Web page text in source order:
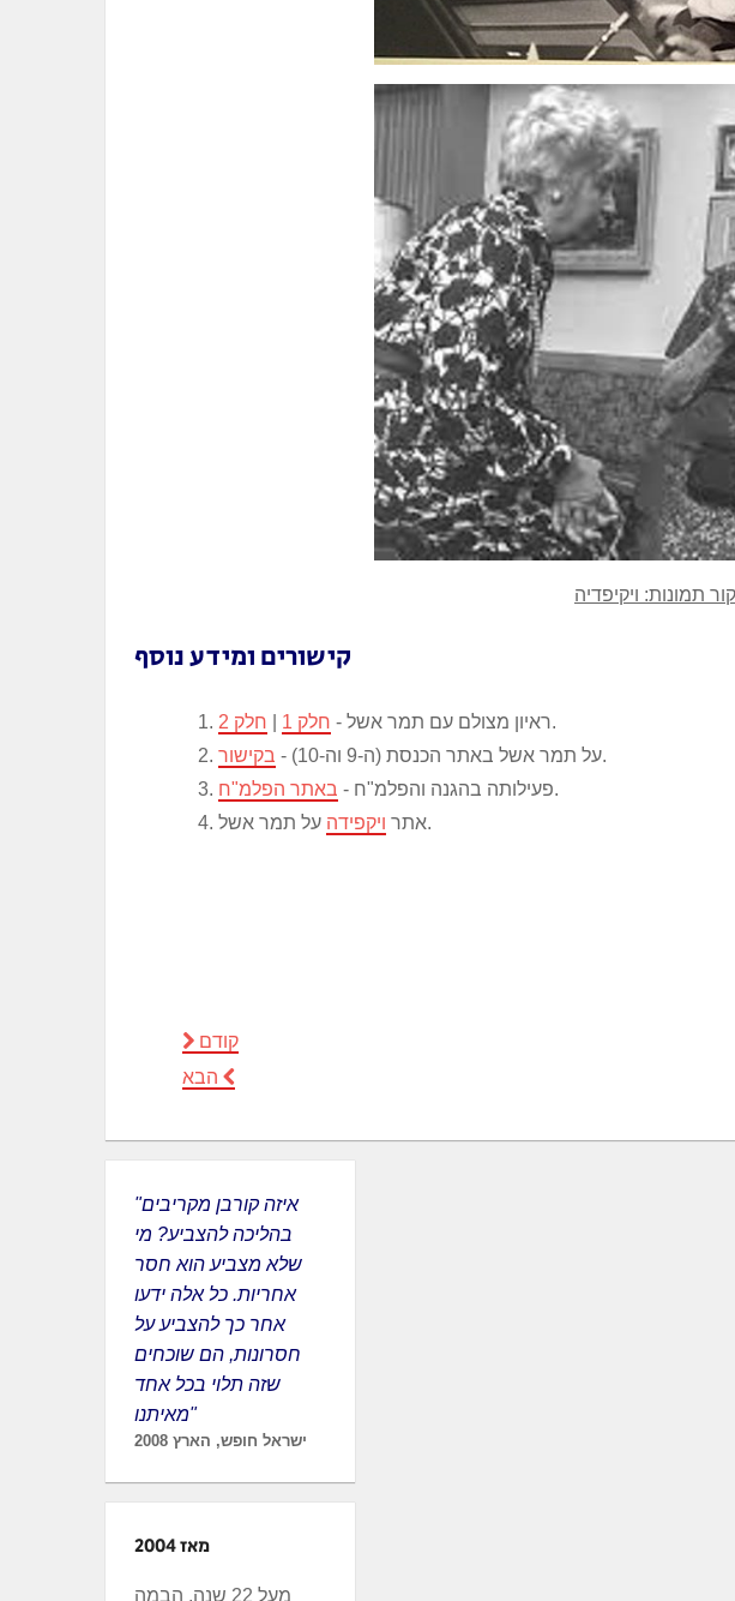
תמונות: ויקיפדיה
קישורים ומידע נוסף
ראיון מצולם עם תמר אשל - חלק 1 חלק 2
.
על תמר אשל באתר הכנסת (ה-9 וה-10) -
בקישור
.
פעילותה בהגנה והפלמ"ח - באתר הפלמ"ח
.
אתר ויקפידה על תמר אשל.
קודם
הבא
"איזה קורבן מקריבים
בהליכה להצביע? מי
שלא מצביע הוא חסר
אחריות. כל אלה ידעו
אחר כך להצביע על
חסרונות, הם שוכחים
שזה תלוי בכל אחד
מאיתנו"
ישראל חופש, הארץ 2008
מאז 2004
מעל 22 שנה, הבמה